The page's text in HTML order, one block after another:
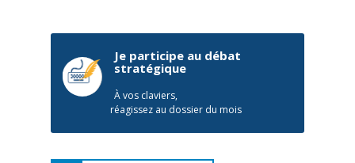
Je participe au débat
stratégique
À vos claviers,
réagissez au dossier du mois